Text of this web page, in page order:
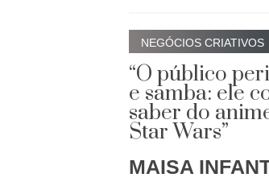
NEGÓCIOS CRIATIVOS
“O público
e samba: ele
saber do
Star Wars”
MAISA